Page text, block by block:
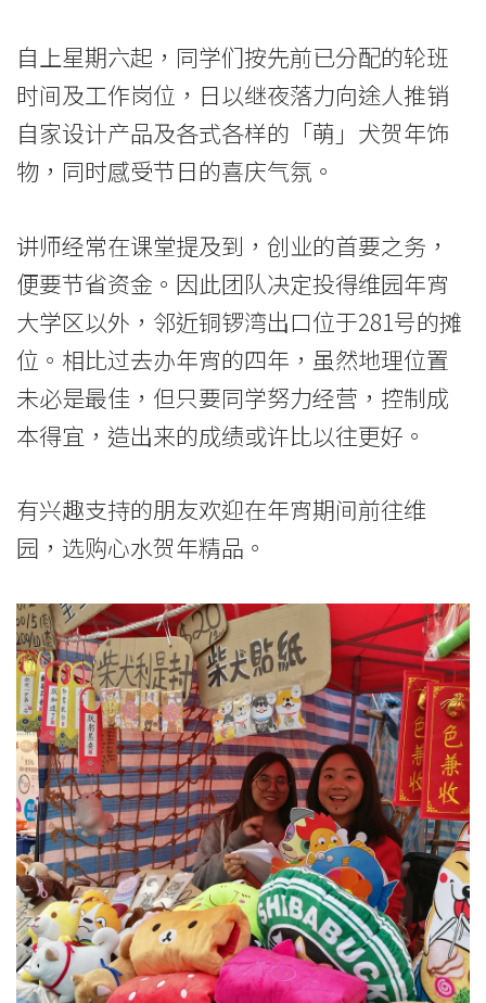
息
国
学
院
香
港
会
大
学
自上星期六起，同学们按先前已分配的轮班
时间及工作岗位，日以继夜落力向途人推销
自家设计产品及各式各样的「萌」犬贺年饰
物，同时感受节日的喜庆气氛。
讲师经常在课堂提及到，创业的首要之务，
便要节省资金。因此团队决定投得维园年宵
大学区以外，邻近铜锣湾出口位于281号的摊
位。相比过去办年宵的四年，虽然地理位置
未必是最佳，但只要同学努力经营，控制成
本得宜，造出来的成绩或许比以往更好。
有兴趣支持的朋友欢迎在年宵期间前往维
园，选购心水贺年精品。